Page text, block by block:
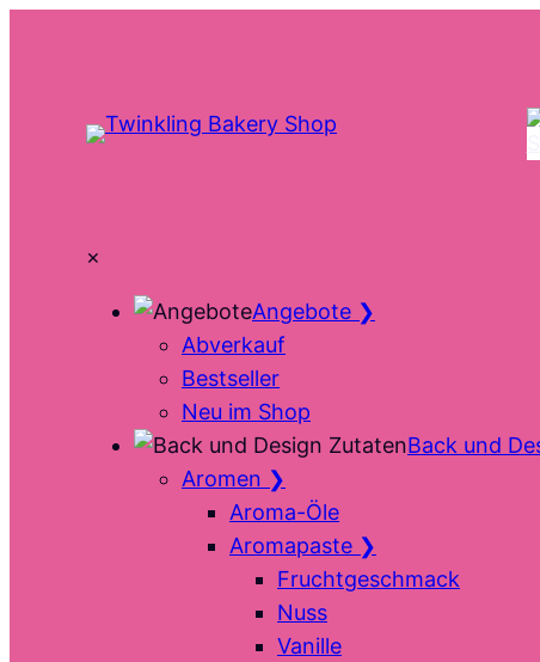
×
Angebote ❯
Abverkauf
Bestseller
Neu im Shop
Back und
Aromen ❯
Aroma-Öle
Aromapaste ❯
Fruchtgeschmack
Nuss
Vanille